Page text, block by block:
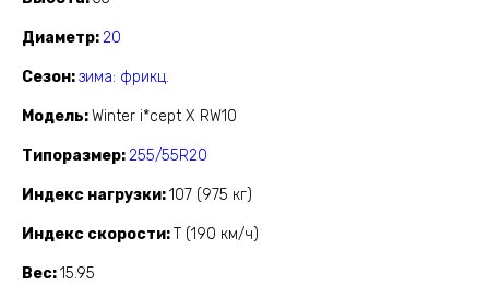
Диаметр 20
Сезон зима: фрикц.
Модель Winter i*cept X RW10
Типоразмер 255/55R20
Индекс нагрузки 107 (975 кг)
Индекс скорости T (190 км/ч)
Вес 15.95